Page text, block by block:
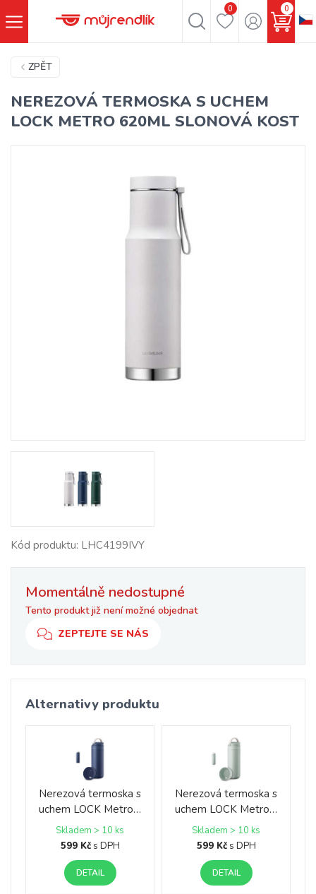
0 0
ZPĚT
NEREZOVÁ TERMOSKA S UCHEM
LOCK METRO 620ML SLONOVÁ KOST
Kód produktu: LHC4199IVY
Momentálně nedostupné
Tento produkt již není možné objednat
ZEPTEJTE SE NÁS
Alternativy produktu
Nerezová termoska s
uchem LOCK Metro…
Skladem > 10 ks
599 Kčs DPH
DETAIL
Nerezová termoska s
uchem LOCK Metro…
Skladem > 10 ks
599 Kčs DPH
DETAIL